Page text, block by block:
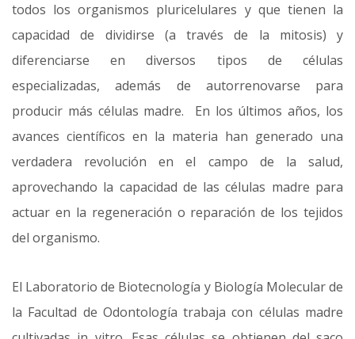
todos los organismos pluricelulares y que tienen la
capacidad de dividirse (a través de la mitosis) y
diferenciarse en diversos tipos de células
especializadas, además de autorrenovarse para
producir más células madre. En los últimos años, los
avances científicos en la materia han generado una
verdadera revolución en el campo de la salud,
aprovechando la capacidad de las células madre para
actuar en la regeneración o reparación de los tejidos
del organismo.
El Laboratorio de Biotecnología y Biología Molecular de
la Facultad de Odontología trabaja con células madre